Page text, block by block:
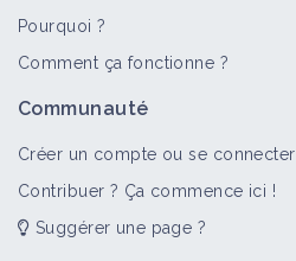
Pourquoi ?
Comment ça fonctionne ?
Communauté
Créer un compte ou se connecter
Contribuer ? Ça commence ici !
Suggérer une page ?